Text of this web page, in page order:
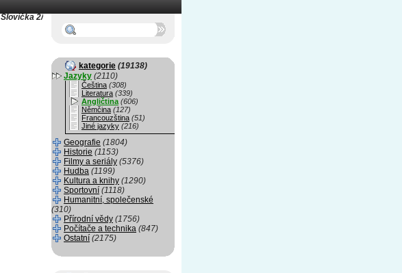
Slovíčka 2/
kategorie (19138)
Jazyky (2110)
Čeština (308)
Literatura (339)
Angličtina (606)
Němčina (127)
Francouzština (51)
Jiné jazyky (216)
Geografie (1804)
Historie (1153)
Filmy a seriály (5376)
Hudba (1199)
Kultura a knihy (1290)
Sportovní (1118)
Humanitní, společenské
(310)
Přírodní vědy (1756)
Počítače a technika (847)
Ostatní (2175)